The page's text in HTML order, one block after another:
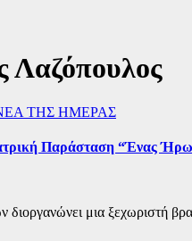
Λαζόπουλος
ΤΗΣ ΗΜΕΡΑΣ
Παράσταση “Ένας
μια ξεχωριστή